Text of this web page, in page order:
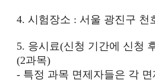
4. 시험장소 : 서울 광진구 천
5. 응시료(신청 기간에 신청
(2과목)
- 특정 과목 면제자들은 각